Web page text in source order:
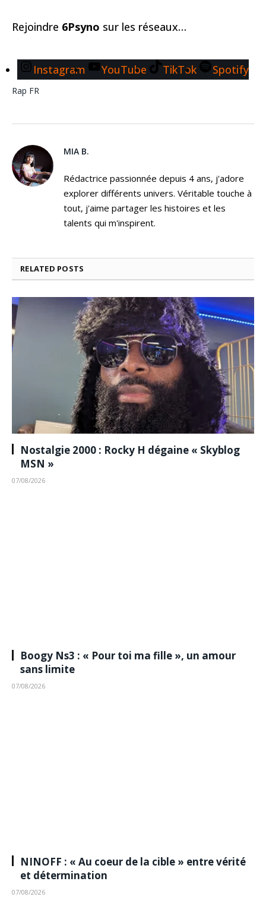
Rejoindre 6Psyno sur les réseaux…
Instagram YouTube TikTok Spotify
Rap FR
MIA B.
Rédactrice passionnée depuis 4 ans, j'adore
explorer différents univers. Véritable touche à
tout, j'aime partager les histoires et les
talents qui m'inspirent.
RELATED POSTS
Nostalgie 2000 : Rocky H dégaine « Skyblog
MSN »
07/08/2026
Boogy Ns3 : « Pour toi ma fille », un amour
sans limite
07/08/2026
NINOFF : « Au coeur de la cible » entre vérité
et détermination
07/08/2026